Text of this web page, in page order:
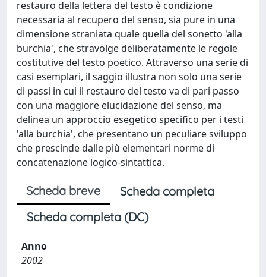
restauro della lettera del testo è condizione
necessaria al recupero del senso, sia pure in una
dimensione straniata quale quella del sonetto 'alla
burchia', che stravolge deliberatamente le regole
costitutive del testo poetico. Attraverso una serie di
casi esemplari, il saggio illustra non solo una serie
di passi in cui il restauro del testo va di pari passo
con una maggiore elucidazione del senso, ma
delinea un approccio esegetico specifico per i testi
'alla burchia', che presentano un peculiare sviluppo
che prescinde dalle più elementari norme di
concatenazione logico-sintattica.
Scheda breve
Scheda completa
Scheda completa (DC)
Anno
2002